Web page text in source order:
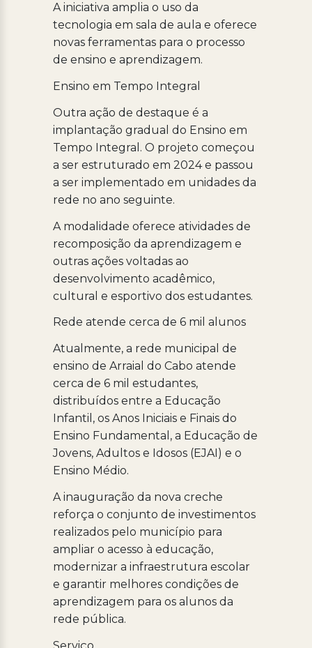
A iniciativa amplia o uso da
tecnologia em sala de aula e oferece
novas ferramentas para o processo
de ensino e aprendizagem.
Ensino em Tempo Integral
Outra ação de destaque é a
implantação gradual do Ensino em
Tempo Integral. O projeto começou
a ser estruturado em 2024 e passou
a ser implementado em unidades da
rede no ano seguinte.
A modalidade oferece atividades de
recomposição da aprendizagem e
outras ações voltadas ao
desenvolvimento acadêmico,
cultural e esportivo dos estudantes.
Rede atende cerca de 6 mil alunos
Atualmente, a rede municipal de
ensino de Arraial do Cabo atende
cerca de 6 mil estudantes,
distribuídos entre a Educação
Infantil, os Anos Iniciais e Finais do
Ensino Fundamental, a Educação de
Jovens, Adultos e Idosos (EJAI) e o
Ensino Médio.
A inauguração da nova creche
reforça o conjunto de investimentos
realizados pelo município para
ampliar o acesso à educação,
modernizar a infraestrutura escolar
e garantir melhores condições de
aprendizagem para os alunos da
rede pública.